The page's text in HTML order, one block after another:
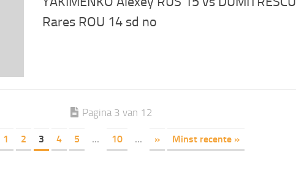
Rares ROU 14 sd no
Pagina 3 van 12
1 2 3 4 5 ... 10 ... » Minst recente »